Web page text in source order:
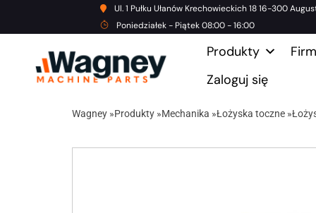
Ul. 1 Pułku Ułanów Krechowieckich 18 16-300
Poniedziałek - Piątek 08:00 - 16:00
Produkty
Zaloguj się
Wagney »Produkty »Mechanika »Łożyska toczne »